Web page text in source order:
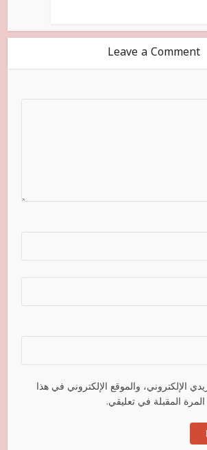
Leave a Comment
الإلكتروني، والموقع الإلكتروني في هذا
المقبلة في تعليقي.